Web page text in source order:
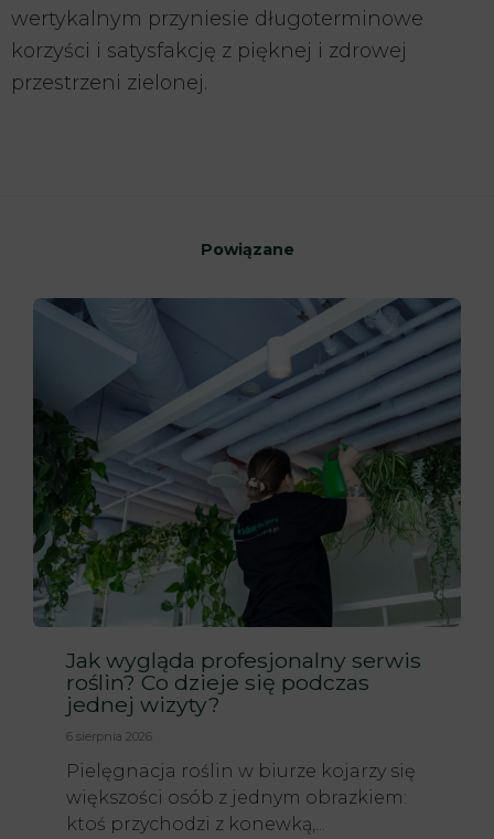
wertykalnym przyniesie długoterminowe
korzyści i satysfakcję z pięknej i zdrowej
przestrzeni zielonej.
Powiązane
Jak wygląda profesjonalny serwis
roślin? Co dzieje się podczas
jednej wizyty?
6 sierpnia 2026
Pielęgnacja roślin w biurze kojarzy się
większości osób z jednym obrazkiem:
ktoś przychodzi z konewką,...